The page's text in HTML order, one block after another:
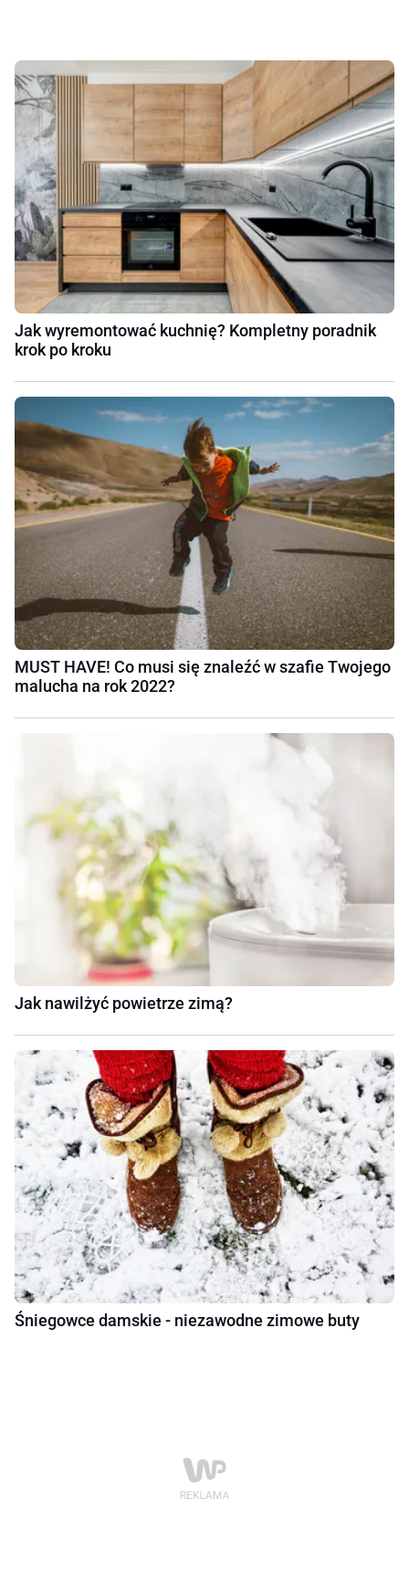
Jak wyremontować kuchnię? Kompletny poradnik
krok po kroku
MUST HAVE! Co musi się znaleźć w szafie Twojego
malucha na rok 2022?
Jak nawilżyć powietrze zimą?
Śniegowce damskie - niezawodne zimowe buty